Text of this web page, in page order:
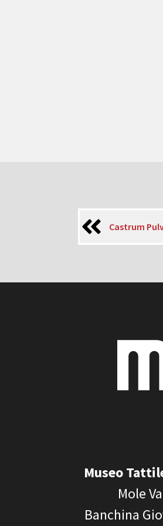
Castrum
Museo
Mole
Banchina